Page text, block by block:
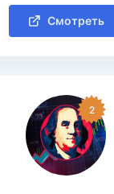
Смотреть
2